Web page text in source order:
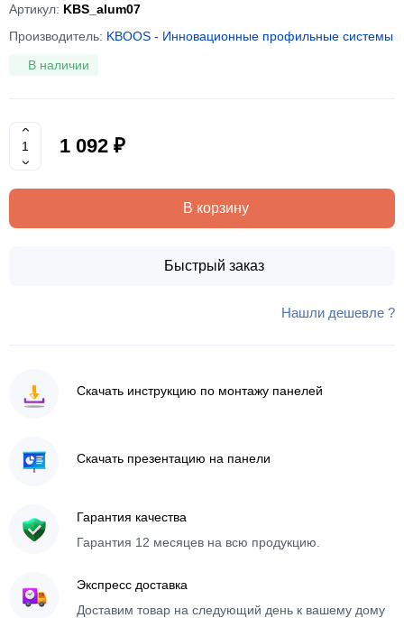
Артикул: KBS_alum07
Производитель: KBOOS - Инновационные профильные системы
В наличии
1 092 ₽
В корзину
Быстрый заказ
Нашли дешевле ?
Скачать инструкцию по монтажу панелей
Скачать презентацию на панели
Гарантия качества
Гарантия 12 месяцев на всю продукцию.
Экспресс доставка
Доставим товар на следующий день к вашему дому